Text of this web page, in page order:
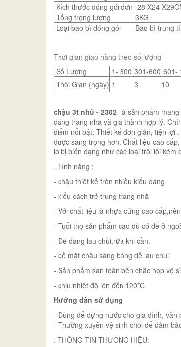
Kích thước đóng gói đơn 28 X24
Tổng trọng lượng
3KG
Loại bao bì đóng gói
Bao bì trung
Thời gian giao hàng theo số lượng
Số Lượng
1- 300 301-600 601-
Thời Gian (ngày) 1 3 10
chậu 3t nhũ - 2302 là sản phẩm
dáng trang nhã và giá thành hợp lý.
điểm nổi bật: Thiết kế đơn giản, tiện lợi
được sang trọng hơn. Chất liệu cao
lo bị biến dạng như các loại trôi lổi kém
. Tính năng ;
- chậu thiết kế tròn nhiều kiểu dáng
- kiểu cách trẻ trung trang nhã
- Với chất liệu là nhựa cứng cao
- Tuổi thọ sản phẩm cao dù có để ở
- Dễ dàng lau chùi,rửa khi cần.
- bề mặt chậu sáng bóng dễ lau chùi
- Sản phẩm san toàn bền chắc hợp vệ
- chịu nhiệt độ lên đến 120*C
Hướng dẫn sử dụng
- Dùng để đựng nước cho gia đình, văn
- Thường xuyên vệ sinh chổi để đảm
. THÔNG TIN THƯƠNG HIỆU: